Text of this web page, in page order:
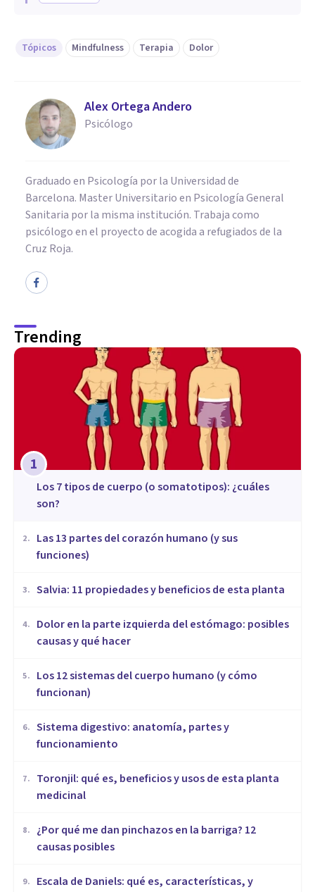
Tópicos Mindfulness Terapia Dolor
Alex Ortega Andero
Psicólogo
Graduado en Psicología por la Universidad de
Barcelona. Master Universitario en Psicología General
Sanitaria por la misma institución. Trabaja como
psicólogo en el proyecto de acogida a refugiados de la
Cruz Roja.
Trending
1
​Los 7 tipos de cuerpo (o somatotipos): ¿cuáles
son?
2.
Las 13 partes del corazón humano (y sus
funciones)
3. Salvia: 11 propiedades y beneficios de esta planta
4.
Dolor en la parte izquierda del estómago: posibles
causas y qué hacer
5.
Los 12 sistemas del cuerpo humano (y cómo
funcionan)
6. Sistema digestivo: anatomía, partes y
funcionamiento
7.
Toronjil: qué es, beneficios y usos de esta planta
medicinal
8.
¿Por qué me dan pinchazos en la barriga? 12
causas posibles
9.
Escala de Daniels: qué es, características, y